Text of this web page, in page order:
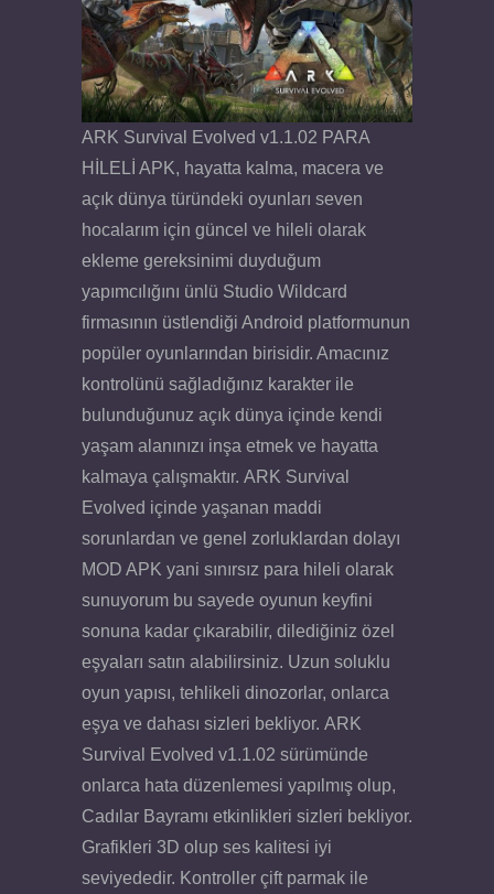
ARK Survival Evolved v1.1.02 PARA
HİLELİ APK, hayatta kalma, macera ve
açık dünya türündeki oyunları seven
hocalarım için güncel ve hileli olarak
ekleme gereksinimi duyduğum
yapımcılığını ünlü Studio Wildcard
firmasının üstlendiği Android platformunun
popüler oyunlarından birisidir. Amacınız
kontrolünü sağladığınız karakter ile
bulunduğunuz açık dünya içinde kendi
yaşam alanınızı inşa etmek ve hayatta
kalmaya çalışmaktır. ARK Survival
Evolved içinde yaşanan maddi
sorunlardan ve genel zorluklardan dolayı
MOD APK yani sınırsız para hileli olarak
sunuyorum bu sayede oyunun keyfini
sonuna kadar çıkarabilir, dilediğiniz özel
eşyaları satın alabilirsiniz. Uzun soluklu
oyun yapısı, tehlikeli dinozorlar, onlarca
eşya ve dahası sizleri bekliyor. ARK
Survival Evolved v1.1.02 sürümünde
onlarca hata düzenlemesi yapılmış olup,
Cadılar Bayramı etkinlikleri sizleri bekliyor.
Grafikleri 3D olup ses kalitesi iyi
seviyededir. Kontroller çift parmak ile